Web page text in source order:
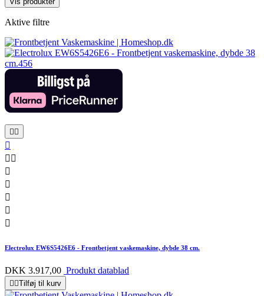
Aktive filtre


 





Electrolux EW6S5426E6 - Frontbetjent vaskemaskine, dybde 38 cm.
DKK 3.917,00 Produkt datablad
 Tilføj til kurv